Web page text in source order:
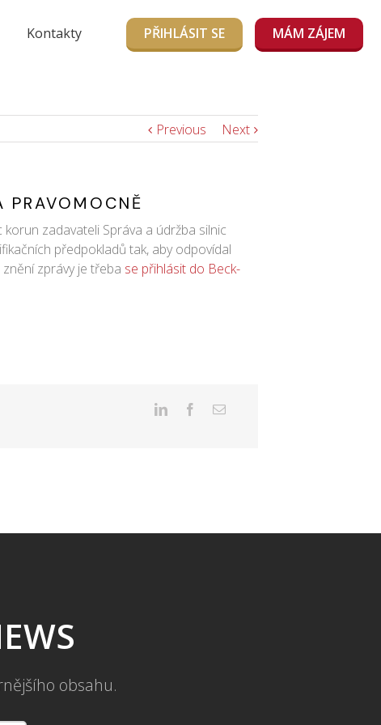
Kontakty PŘIHLÁSIT SE MÁM ZÁJEM
Previous Next
PRAVOMOCNĚ
zadavateli Správa a údržba silnic
předpokladů tak, aby odpovídal
zprávy je třeba se přihlásit do Beck-
obsahu.